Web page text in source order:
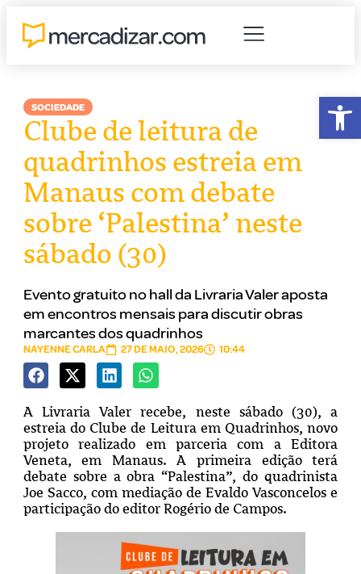
SOCIEDADE
Clube de leitura de
quadrinhos estreia em
Manaus com debate
sobre ‘Palestina’ neste
sábado (30)
Evento gratuito no hall da Livraria Valer aposta
em encontros mensais para discutir obras
marcantes dos quadrinhos
NAYENNE CARLA 27 DE MAIO, 2026 10:44
A Livraria Valer recebe, neste sábado (30), a
estreia do Clube de Leitura em Quadrinhos, novo
projeto realizado em parceria com a Editora
Veneta, em Manaus. A primeira edição terá
debate sobre a obra “Palestina”, do quadrinista
Joe Sacco, com mediação de Evaldo Vasconcelos e
participação do editor Rogério de Campos.